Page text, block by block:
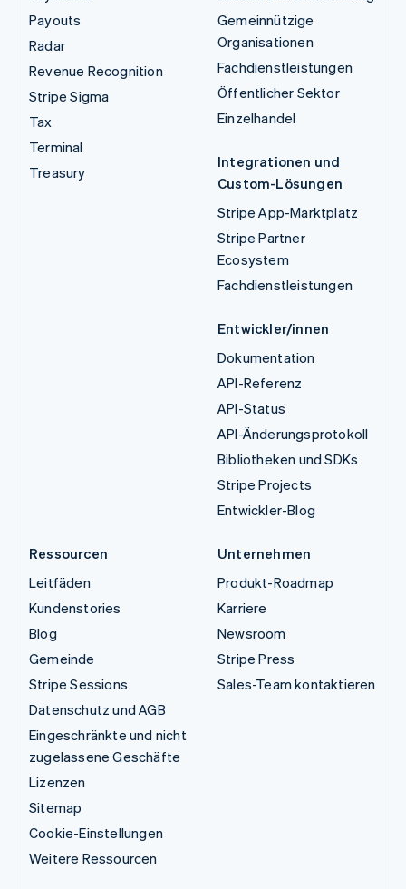
Payouts
Radar
Revenue Recognition
Stripe Sigma
Tax
Terminal
Treasury
Gemeinnützige
Organisationen
Fachdienstleistungen
Öffentlicher Sektor
Einzelhandel
Integrationen und
Custom-Lösungen
Stripe App-Marktplatz
Stripe Partner
Ecosystem
Fachdienstleistungen
Entwickler/innen
Dokumentation
API-Referenz
API-Status
API-Änderungsprotokoll
Bibliotheken und SDKs
Stripe Projects
Entwickler-Blog
Ressourcen
Leitfäden
Kundenstories
Blog
Gemeinde
Stripe Sessions
Datenschutz und AGB
Eingeschränkte und nicht
zugelassene Geschäfte
Lizenzen
Sitemap
Cookie-Einstellungen
Weitere Ressourcen
Unternehmen
Produkt-Roadmap
Karriere
Newsroom
Stripe Press
Sales-Team kontaktieren